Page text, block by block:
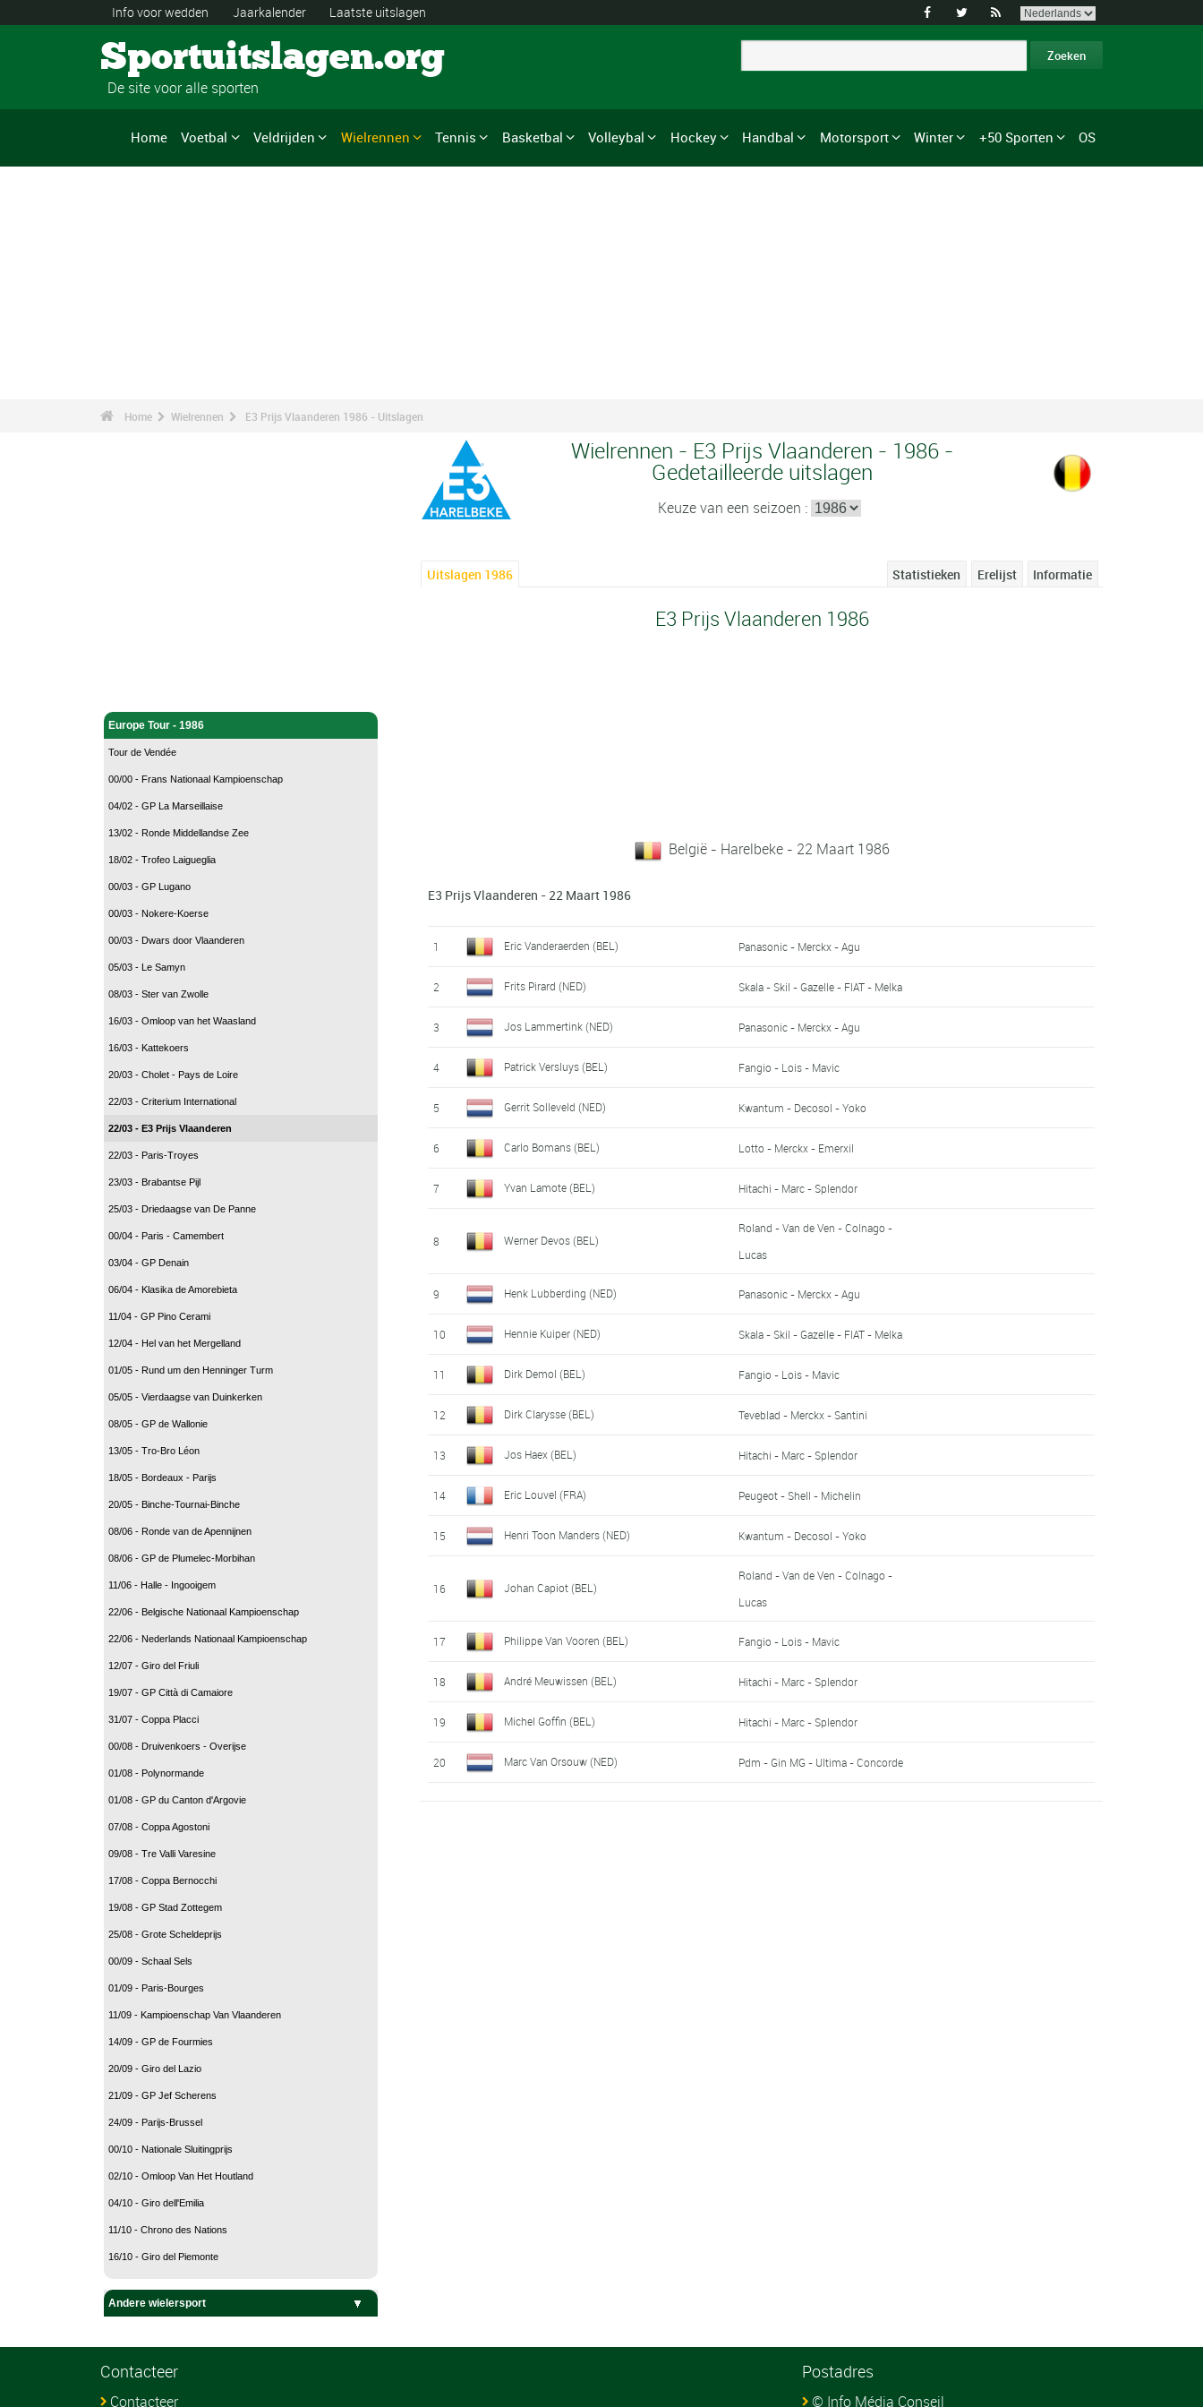
Info voor wedden Jaarkalender Laatste uitslagen   
Sportuitslagen.org
De site voor alle sporten
Home Voetbal Veldrijden Wielrennen Tennis Basketbal Volleybal Hockey Handbal Motorsport Winter +50 Sporten OS
Home Wielrennen E3 Prijs Vlaanderen 1986 - Uitslagen
Europe Tour - 1986
Tour de Vendée
00/00 - Frans Nationaal Kampioenschap
04/02 - GP La Marseillaise
13/02 - Ronde Middellandse Zee
18/02 - Trofeo Laigueglia
00/03 - GP Lugano
00/03 - Nokere-Koerse
00/03 - Dwars door Vlaanderen
05/03 - Le Samyn
08/03 - Ster van Zwolle
16/03 - Omloop van het Waasland
16/03 - Kattekoers
20/03 - Cholet - Pays de Loire
22/03 - Criterium International
22/03 - E3 Prijs Vlaanderen
22/03 - Paris-Troyes
23/03 - Brabantse Pijl
25/03 - Driedaagse van De Panne
00/04 - Paris - Camembert
03/04 - GP Denain
06/04 - Klasika de Amorebieta
11/04 - GP Pino Cerami
12/04 - Hel van het Mergelland
01/05 - Rund um den Henninger Turm
05/05 - Vierdaagse van Duinkerken
08/05 - GP de Wallonie
13/05 - Tro-Bro Léon
18/05 - Bordeaux - Parijs
20/05 - Binche-Tournai-Binche
08/06 - Ronde van de Apennijnen
08/06 - GP de Plumelec-Morbihan
11/06 - Halle - Ingooigem
22/06 - Belgische Nationaal Kampioenschap
22/06 - Nederlands Nationaal Kampioenschap
12/07 - Giro del Friuli
19/07 - GP Città di Camaiore
31/07 - Coppa Placci
00/08 - Druivenkoers - Overijse
01/08 - Polynormande
01/08 - GP du Canton d'Argovie
07/08 - Coppa Agostoni
09/08 - Tre Valli Varesine
17/08 - Coppa Bernocchi
19/08 - GP Stad Zottegem
25/08 - Grote Scheldeprijs
00/09 - Schaal Sels
01/09 - Paris-Bourges
11/09 - Kampioenschap Van Vlaanderen
14/09 - GP de Fourmies
20/09 - Giro del Lazio
21/09 - GP Jef Scherens
24/09 - Parijs-Brussel
00/10 - Nationale Sluitingprijs
02/10 - Omloop Van Het Houtland
04/10 - Giro dell'Emilia
11/10 - Chrono des Nations
16/10 - Giro del Piemonte
Andere wielersport
Baanwielrennen
BMX
Mountain Bike
Veldrijden
Wielrennen - E3 Prijs Vlaanderen - 1986 -
Gedetailleerde uitslagen
Keuze van een seizoen :
Uitslagen 1986 Informatie
Erelijst
Statistieken
E3 Prijs Vlaanderen 1986
België - Harelbeke - 22 Maart 1986
E3 Prijs Vlaanderen - 22 Maart 1986
1 Eric Vanderaerden (BEL) Panasonic - Merckx - Agu
2 Frits Pirard (NED) Skala - Skil - Gazelle - FIAT - Melka
3 Jos Lammertink (NED) Panasonic - Merckx - Agu
4 Patrick Versluys (BEL) Fangio - Lois - Mavic
5 Gerrit Solleveld (NED) Kwantum - Decosol - Yoko
6 Carlo Bomans (BEL) Lotto - Merckx - Emerxil
7 Yvan Lamote (BEL) Hitachi - Marc - Splendor
8 Werner Devos (BEL)
Roland - Van de Ven - Colnago -
Lucas
9 Henk Lubberding (NED) Panasonic - Merckx - Agu
10 Hennie Kuiper (NED) Skala - Skil - Gazelle - FIAT - Melka
11 Dirk Demol (BEL) Fangio - Lois - Mavic
12 Dirk Clarysse (BEL) Teveblad - Merckx - Santini
13 Jos Haex (BEL) Hitachi - Marc - Splendor
14 Eric Louvel (FRA) Peugeot - Shell - Michelin
15 Henri Toon Manders (NED) Kwantum - Decosol - Yoko
16 Johan Capiot (BEL)
Roland - Van de Ven - Colnago -
Lucas
17 Philippe Van Vooren (BEL) Fangio - Lois - Mavic
18 André Meuwissen (BEL) Hitachi - Marc - Splendor
19 Michel Goffin (BEL) Hitachi - Marc - Splendor
20 Marc Van Orsouw (NED) Pdm - Gin MG - Ultima - Concorde
Contacteer
Contacteer
Postadres
© Info Média Conseil